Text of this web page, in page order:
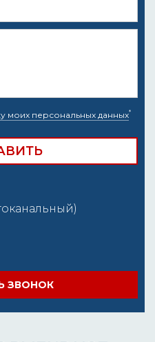
моих персональных данных*
ЗВОНОК